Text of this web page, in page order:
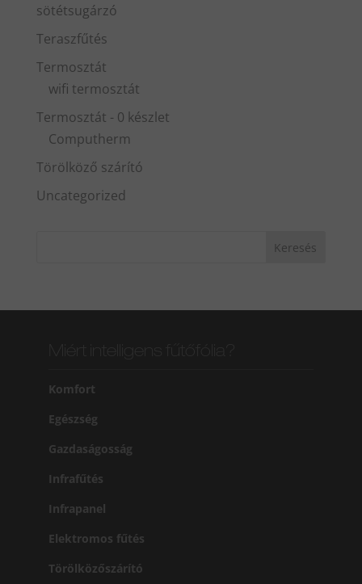
sötétsugárzó
Teraszfűtés
Termosztát
wifi termosztát
Termosztát - 0 készlet
Computherm
Törölköző szárító
Uncategorized
Komfort
Egészség
Gazdaságosság
Infrafűtés
Infrapanel
Elektromos fűtés
Törölközőszárító